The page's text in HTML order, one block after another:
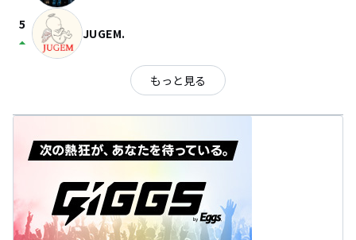
5
arrow_drop_up JUGEM.
もっと見る